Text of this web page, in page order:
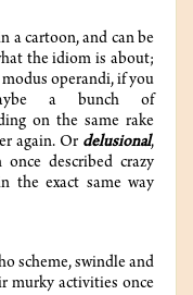
a cartoon, and can be
the idiom is about;
modus operandi, if you
a bunch of
on the same rake
again. Or delusional,
described crazy
the exact same way
scheme, swindle and
murky activities once